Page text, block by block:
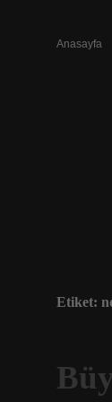
Anasayfa
Etiket: